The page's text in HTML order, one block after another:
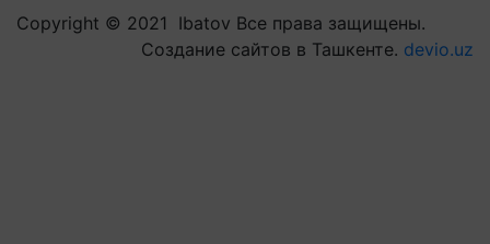
Copyright © 2021 Ibatov Все права защищены.
Создание сайтов в Ташкенте. devio.uz